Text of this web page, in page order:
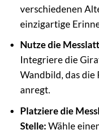
verschiedenen
einzigartige
Nutze die
Integriere die
Wandbild, das die
anregt.
Platziere die
Stelle: Wähle